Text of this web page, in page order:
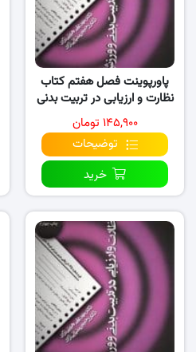
پاورپوینت فصل هفتم کتاب
نظارت و ارزیابی در تربیت بدنی
و ورزش
۱۴۵,۹۰۰ تومان
توضیحات
خرید